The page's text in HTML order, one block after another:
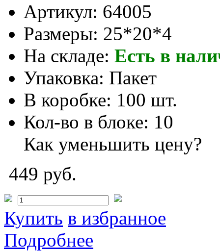
Артикул: 64005
Размеры: 25*20*4
На складе: Есть в
Упаковка: Пакет
В коробке: 100 шт.
Кол-во в блоке: 10
Как уменьшить цену?
449 руб.
Купить в избранное
Подробнее